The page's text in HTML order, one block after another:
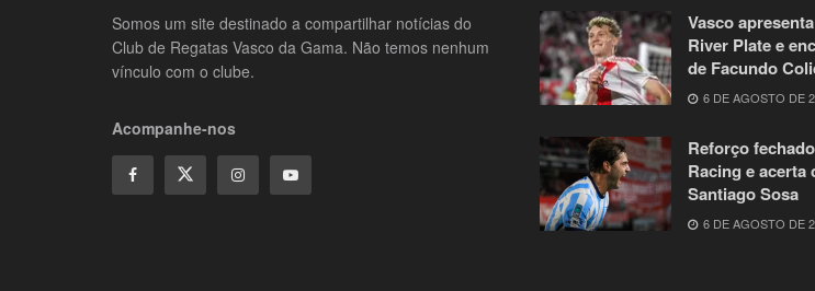
Somos um site destinado a compartilhar notícias do
Club de Regatas Vasco da Gama. Não temos nenhum
vínculo com o clube.
Acompanhe-nos
Vasco
River Plate e
de Facundo
6 DE AGOSTO DE
Reforço
Racing e acerta
Santiago Sosa
6 DE AGOSTO DE